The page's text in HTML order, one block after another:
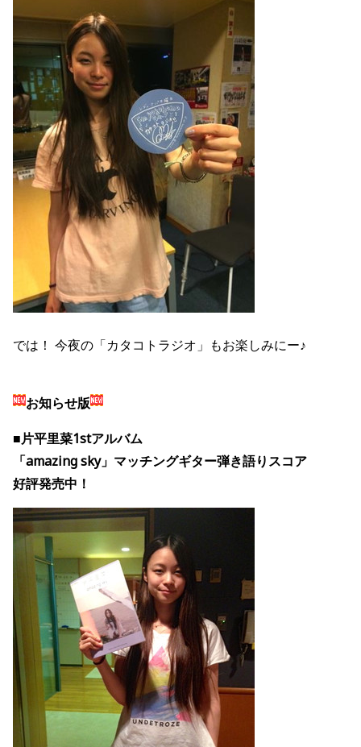
では！ 今夜の「カタコトラジオ」もお楽しみにー♪
お知らせ版
■片平里菜1stアルバム
「amazing sky」マッチングギター弾き語りスコア
好評発売中！